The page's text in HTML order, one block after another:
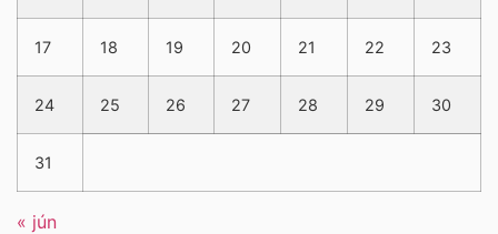
17 18 19 20 21 22 23
24 25 26 27 28 29 30
31
« jún